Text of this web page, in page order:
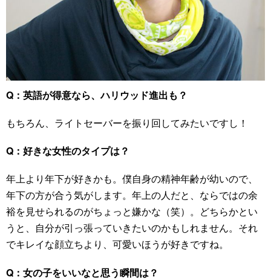
Q：英語が得意なら、ハリウッド進出も？
もちろん、ライトセーバーを振り回してみたいですし！
Q：好きな女性のタイプは？
年上より年下が好きかも。僕自身の精神年齢が幼いので、
年下の方が合う気がします。年上の人だと、ならではの余
裕を見せられるのがちょっと嫌かな（笑）。どちらかとい
うと、自分が引っ張っていきたいのかもしれません。それ
でキレイな顔立ちより、可愛いほうが好きですね。
Q：女の子をいいなと思う瞬間は？